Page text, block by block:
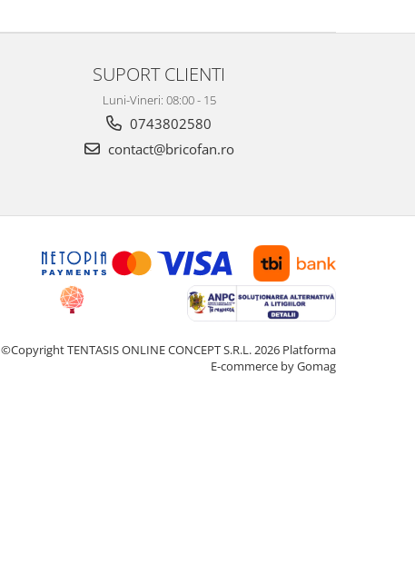
SUPORT CLIENTI
Luni-Vineri: 08:00 - 15
0743802580
contact@bricofan.ro
©Copyright TENTASIS ONLINE CONCEPT S.R.L. 2026 Platforma
E-commerce by Gomag